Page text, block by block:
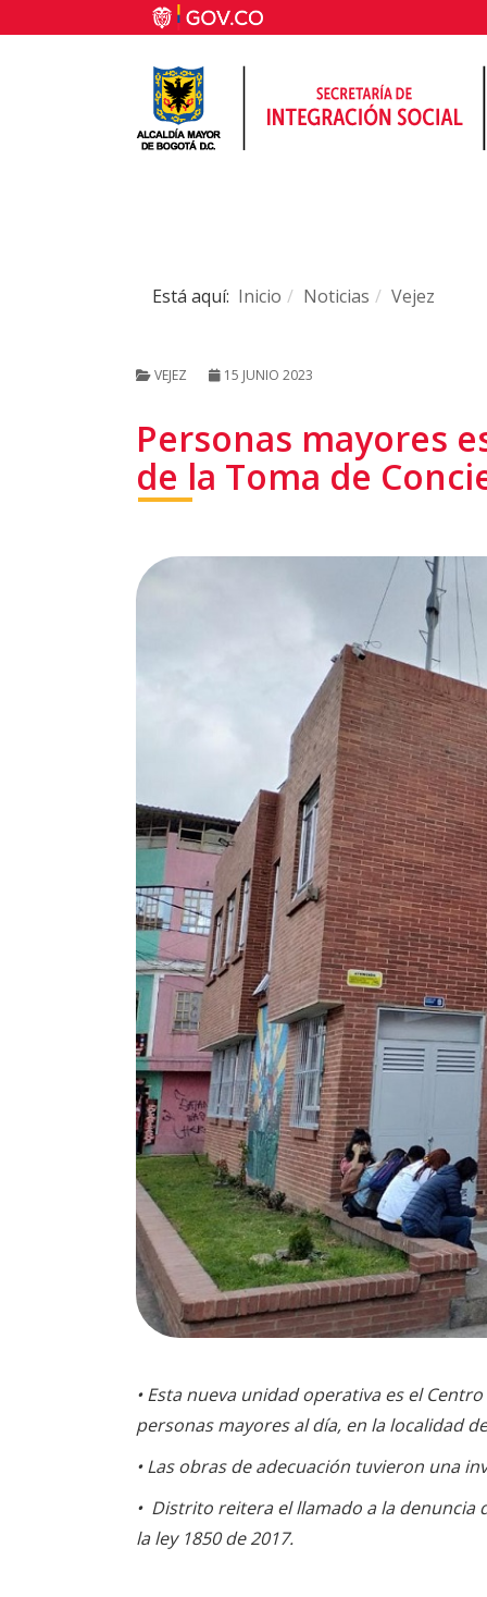
Está aquí: Inicio Noticias Vejez
VEJEZ 15 JUNIO 2023
Personas mayores
de la Toma de
• Esta nueva unidad operativa es el
personas mayores al día, en la localidad
• Las obras de adecuación tuvieron una
• Distrito reitera el llamado a la denuncia
la ley 1850 de 2017.